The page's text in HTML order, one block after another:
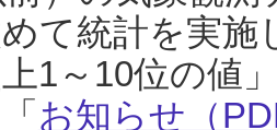
て統計を実
1～10位の値
お知らせ（